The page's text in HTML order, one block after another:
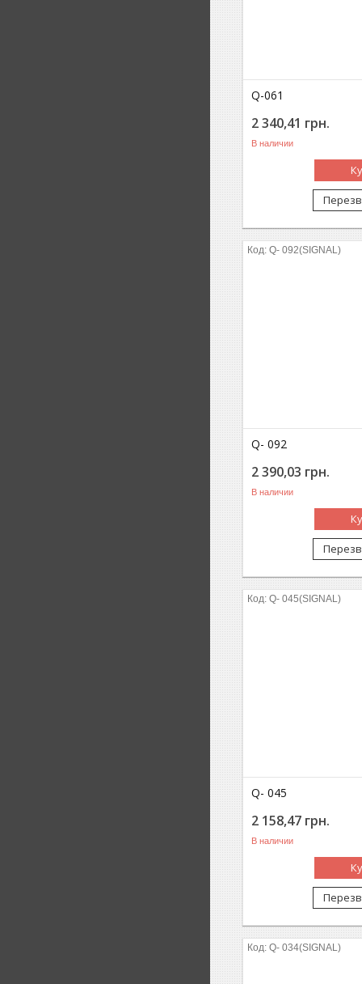
Q-061
2 340,41 грн.
В наличии
Q- 092(SIGNAL)
Q- 092
2 390,03 грн.
В наличии
Q- 045(SIGNAL)
Q- 045
2 158,47 грн.
В наличии
Q- 034(SIGNAL)